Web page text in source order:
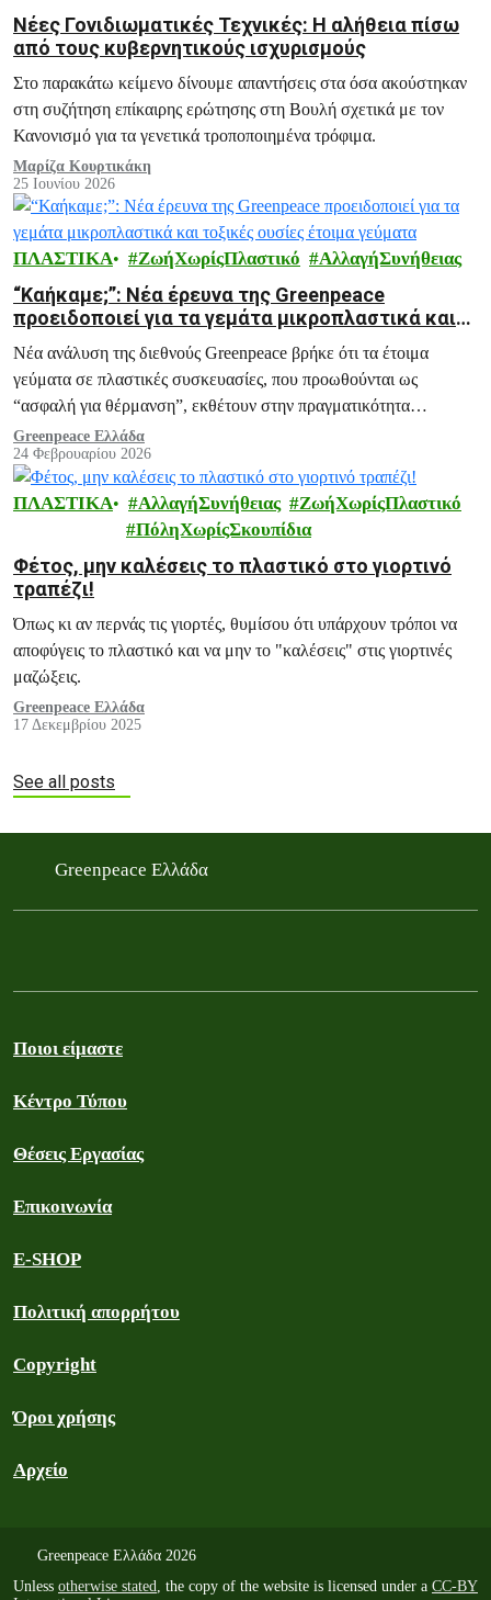
Νέες Γονιδιωματικές Τεχνικές: Η αλήθεια πίσω
από τους κυβερνητικούς ισχυρισμούς
Στο παρακάτω κείμενο δίνουμε απαντήσεις στα όσα ακούστηκαν
στη συζήτηση επίκαιρης ερώτησης στη Βουλή σχετικά με τον
Κανονισμό για τα γενετικά τροποποιημένα τρόφιμα.
Μαρίζα Κουρτικάκη
25 Ιουνίου 2026
ΠΛΑΣΤΙΚΑ ΖωήΧωρίςΠλαστικό ΑλλαγήΣυνήθειας
“Καήκαμε;”: Νέα έρευνα της Greenpeace
προειδοποιεί για τα γεμάτα μικροπλαστικά και
τοξικές ουσίες έτοιμα γεύματα
Νέα ανάλυση της διεθνούς Greenpeace βρήκε ότι τα έτοιμα
γεύματα σε πλαστικές συσκευασίες, που προωθούνται ως
“ασφαλή για θέρμανση”, εκθέτουν στην πραγματικότητα
εκατομμύρια ανθρώπους σε αόρατες μολυσματικές ουσίες.
Greenpeace Ελλάδα
24 Φεβρουαρίου 2026
ΠΛΑΣΤΙΚΑ ΑλλαγήΣυνήθειας
ΖωήΧωρίςΠλαστικό
ΠόληΧωρίςΣκουπίδια
Φέτος, μην καλέσεις το πλαστικό στο γιορτινό
τραπέζι!
Όπως κι αν περνάς τις γιορτές, θυμίσου ότι υπάρχουν τρόποι να
αποφύγεις το πλαστικό και να μην το "καλέσεις" στις γιορτινές
μαζώξεις.
Greenpeace Ελλάδα
17 Δεκεμβρίου 2025
See all posts
Greenpeace Ελλάδα
Ποιοι είμαστε
Κέντρο Τύπου
Θέσεις Εργασίας
Επικοινωνία
E-SHOP
Πολιτική απορρήτου
Copyright
Όροι χρήσης
Αρχείο
Greenpeace Ελλάδα 2026
Unless otherwise stated, the copy of the website is licensed under a CC-BY